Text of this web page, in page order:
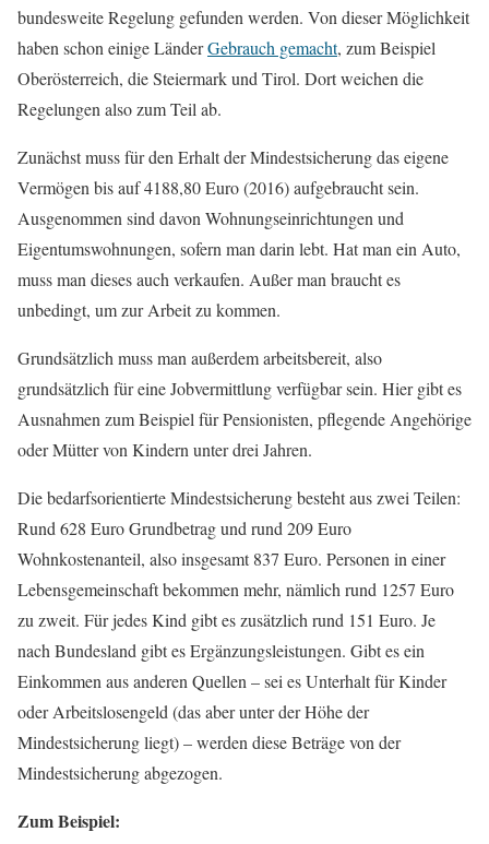
bundesweite Regelung gefunden werden. Von dieser Möglichkeit
haben schon einige LänderGebrauch gemacht, zum Beispiel
Oberösterreich, die Steiermark und Tirol. Dort weichen die
Regelungen also zum Teil ab.
Zunächst muss für den Erhalt der Mindestsicherung das eigene
Vermögen bis auf 4188,80 Euro (2016) aufgebraucht sein.
Ausgenommen sind davon Wohnungseinrichtungen und
Eigentumswohnungen, sofern man darin lebt. Hat man ein Auto,
muss man dieses auch verkaufen. Außer man braucht es
unbedingt, um zur Arbeit zu kommen.
Grundsätzlich muss man außerdem arbeitsbereit, also
grundsätzlich für eine Jobvermittlung verfügbar sein. Hier gibt es
Ausnahmen zum Beispiel für Pensionisten, pflegende Angehörige
oder Mütter von Kindern unter drei Jahren.
Die bedarfsorientierte Mindestsicherung besteht aus zwei Teilen:
Rund 628 Euro Grundbetrag und rund 209 Euro
Wohnkostenanteil, also insgesamt 837 Euro. Personen in einer
Lebensgemeinschaft bekommen mehr, nämlich rund 1257 Euro
zu zweit. Für jedes Kind gibt es zusätzlich rund 151 Euro. Je
nach Bundesland gibt es Ergänzungsleistungen. Gibt es ein
Einkommen aus anderen Quellen – sei es Unterhalt für Kinder
oder Arbeitslosengeld (das aber unter der Höhe der
Mindestsicherung liegt) – werden diese Beträge von der
Mindestsicherung abgezogen.
Zum Beispiel: